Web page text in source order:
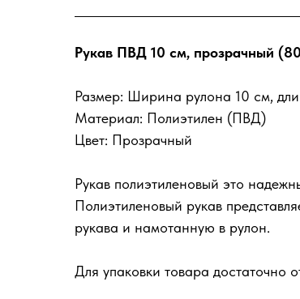
Рукав ПВД 10 см, прозрачный
Размер: Ширина рулона 10 см,
Материал: Полиэтилен (ПВД)
Цвет: Прозрачный
Рукав полиэтиленовый это
Полиэтиленовый рукав
рукава и намотанную в рулон.
Для упаковки товара достаточно